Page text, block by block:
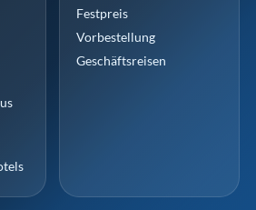
Festpreis
Vorbestellung
Geschäftsreisen